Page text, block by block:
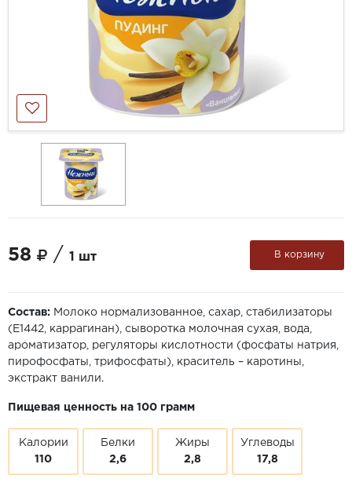
58 / 1 шт В корзину
Состав: Молоко нормализованное, сахар, стабилизаторы
(Е1442, каррагинан), сыворотка молочная сухая, вода,
ароматизатор, регуляторы кислотности (фосфаты натрия,
пирофосфаты, трифосфаты), краситель – каротины,
экстракт ванили.
Пищевая ценность на 100 грамм
Калории
110
Белки
2,6
Жиры
2,8
Углеводы
17,8